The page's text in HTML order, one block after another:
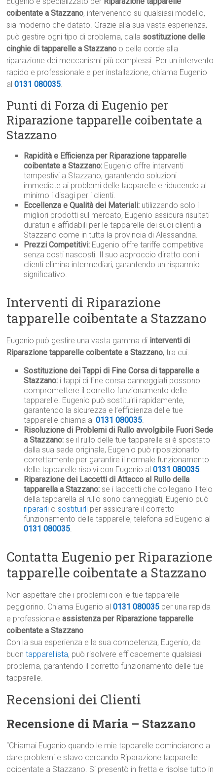
coibentate a Stazzano, intervenendo su qualsiasi modello,
sia moderno che datato. Grazie alla sua vasta esperienza,
può gestire ogni tipo di problema, dalla sostituzione delle
cinghie di tapparelle a Stazzano o delle corde alla
riparazione dei meccanismi più complessi. Per un intervento
rapido e professionale e per installazione, chiama Eugenio
al0131 080035.
Punti di Forza di Eugenio per
Riparazione tapparelle coibentate a
Stazzano
Rapidità e Efficienza per Riparazione tapparelle
coibentate a Stazzano: Eugenio offre interventi
tempestivi a Stazzano, garantendo soluzioni
immediate ai problemi delle tapparelle e riducendo al
minimo i disagi per i clienti.
Eccellenza e Qualità dei Materiali: utilizzando solo i
migliori prodotti sul mercato, Eugenio assicura risultati
duraturi e affidabili per le tapparelle dei suoi clienti a
Stazzano come in tutta la provincia di Alessandria.
Prezzi Competitivi: Eugenio offre tariffe competitive
senza costi nascosti. Il suo approccio diretto con i
clienti elimina intermediari, garantendo un risparmio
significativo.
Interventi di Riparazione
tapparelle coibentate a Stazzano
Eugenio può gestire una vasta gamma di interventi di
Riparazione tapparelle coibentate a Stazzano, tra cui:
Sostituzione dei Tappi di Fine Corsa di tapparelle a
Stazzano: i tappi di fine corsa danneggiati possono
compromettere il corretto funzionamento delle
tapparelle. Eugenio può sostituirli rapidamente,
garantendo la sicurezza e l’efficienza delle tue
tapparelle chiama al0131 080035.
Risoluzione di Problemi di Rullo avvolgibile Fuori Sede
a Stazzano: se il rullo delle tue tapparelle si è spostato
dalla sua sede originale, Eugenio può riposizionarlo
correttamente per garantire il normale funzionamento
delle tapparelle risolvi con Eugenio al0131 080035.
Riparazione dei Laccetti di Attacco al Rullo della
tapparella a Stazzano: se i laccetti che collegano il telo
della tapparella al rullo sono danneggiati, Eugenio può
ripararli osostituirli per assicurare il corretto
funzionamento delle tapparelle, telefona ad Eugenio al
0131 080035.
Contatta Eugenio per Riparazione
tapparelle coibentate a Stazzano
Non aspettare che i problemi con le tue tapparelle
peggiorino. Chiama Eugenio al0131 080035 per una rapida
e professionaleassistenza per Riparazione tapparelle
coibentate a Stazzano.
Con la sua esperienza e la sua competenza, Eugenio, da
buontapparellista, può risolvere efficacemente qualsiasi
problema, garantendo il corretto funzionamento delle tue
tapparelle.
Recensioni dei Clienti
Recensione di Maria – Stazzano
“Chiamai Eugenio quando le mie tapparelle cominciarono a
dare problemi e stavo cercando Riparazione tapparelle
coibentate a Stazzano. Si presentò in fretta e risolse tutto in